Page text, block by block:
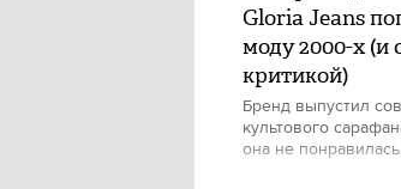
Gloria Jeans
моду 2000-х (и
критикой)
Бренд выпустил
культового
она не понравилась